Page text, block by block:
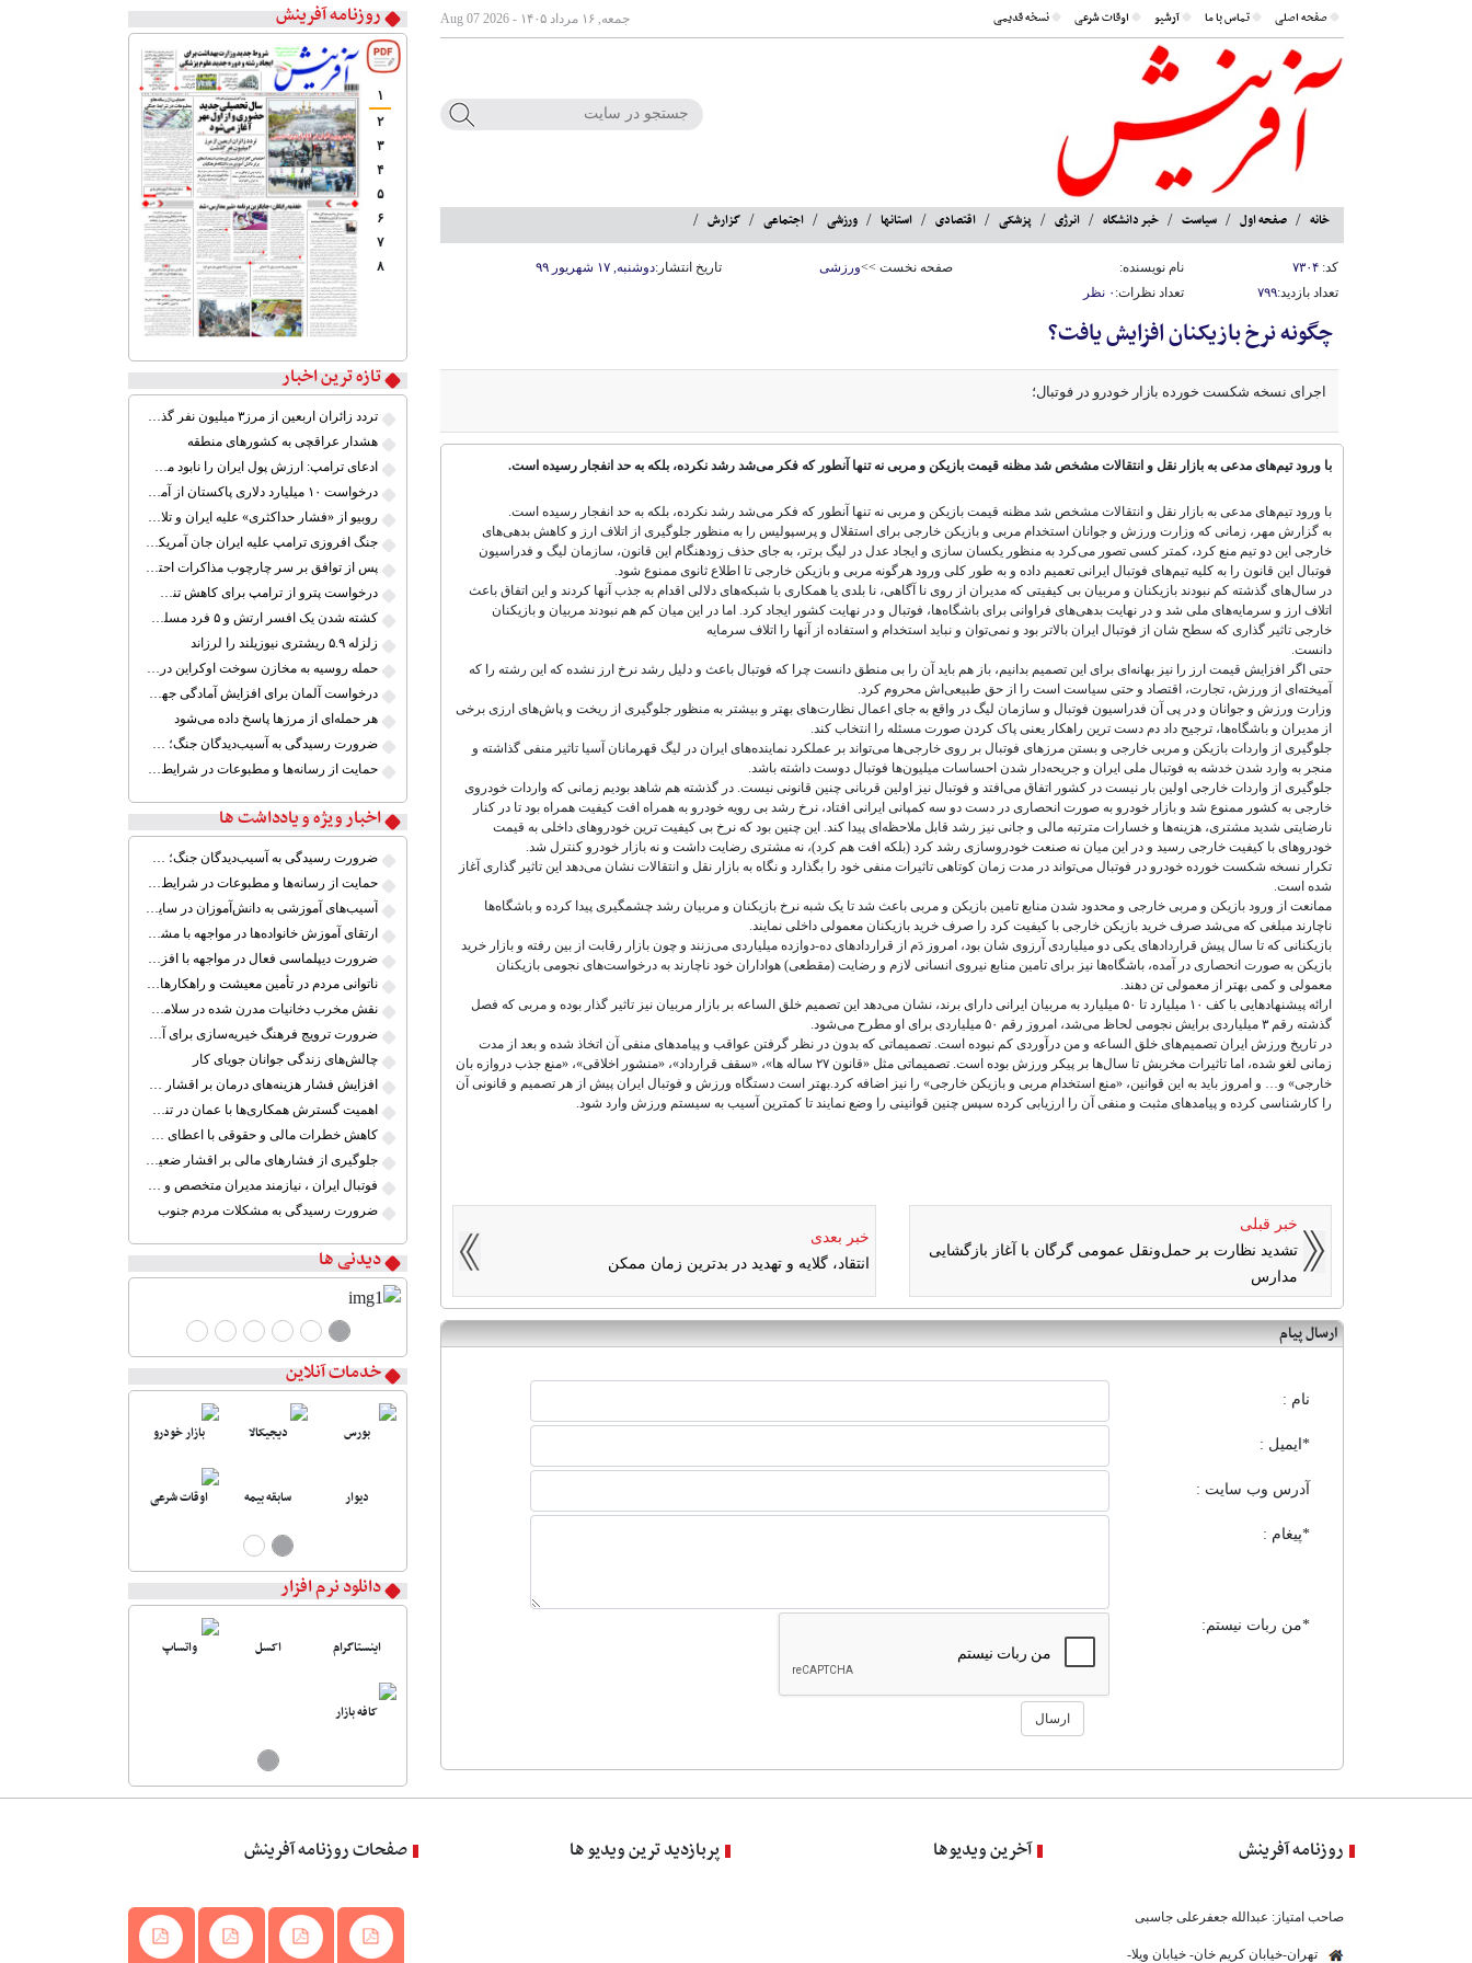
صفحه اصلی تماس با ما آرشیو اوقات شرعی نسخه قدیمی جمعه, ۱۶ مرداد ۱۴۰۵ - Aug 07 2026
خانه صفحه اول سیاست خبر دانشگاه انرژی پزشکی اقتصادی استانها ورزشی اجتماعی گزارش
کد: نام نویسنده: صفحه نخست >>ورزشی تاریخ انتشار:دوشنبه, ۱۷ شهریور ۹۹
تعداد بازدید:۷۹۹ تعداد نظرات: ۰ نظر
چگونه نرخ بازیکنان افزایش یافت؟
اجرای نسخه شکست خورده بازار خودرو در فوتبال؛
با ورود تیم‌های مدعی به بازار نقل و انتقالات مشخص شد مظنه قیمت بازیکن و مربی نه تنها آنطور که فکر می‌شد رشد نکرده، بلکه به حد انفجار رسیده است.
با ورود تیم‌های مدعی به بازار نقل و انتقالات مشخص شد مظنه قیمت بازیکن و مربی نه تنها آنطور که فکر می‌شد رشد نکرده، بلکه به حد انفجار رسیده است.
به گزارش مهر، زمانی که وزارت ورزش و جوانان استخدام مربی و بازیکن خارجی برای استقلال و پرسپولیس را به منظور جلوگیری از اتلاف ارز و کاهش بدهی‌های
خارجی این دو تیم منع کرد، کمتر کسی تصور می‌کرد به منظور یکسان سازی و ایجاد عدل در لیگ برتر، به جای حذف زودهنگام این قانون، سازمان لیگ و فدراسیون
فوتبال این قانون را به کلیه تیم‌های فوتبال ایرانی تعمیم داده و به طور کلی ورود هرگونه مربی و بازیکن خارجی تا اطلاع ثانوی ممنوع شود.
در سال‌های گذشته کم نبودند بازیکنان و مربیان بی کیفیتی که مدیران از روی نا آگاهی، نا بلدی یا همکاری با شبکه‌های دلالی اقدام به جذب آنها کردند و این اتفاق باعث
اتلاف ارز و سرمایه‌های ملی شد و در نهایت بدهی‌های فراوانی برای باشگاه‌ها، فوتبال و در نهایت کشور ایجاد کرد. اما در این میان کم هم نبودند مربیان و بازیکنان
خارجی تاثیر گذاری که سطح شان از فوتبال ایران بالاتر بود و نمی‌توان و نباید استخدام و استفاده از آنها را اتلاف سرمایه
دانست.
حتی اگر افزایش قیمت ارز را نیز بهانه‌ای برای این تصمیم بدانیم، باز هم باید آن را بی منطق دانست چرا که فوتبال باعث و دلیل رشد نرخ ارز نشده که این رشته را که
آمیخته‌ای از ورزش، تجارت، اقتصاد و حتی سیاست است را از حق طبیعی‌اش محروم کرد.
وزارت ورزش و جوانان و در پی آن فدراسیون فوتبال و سازمان لیگ در واقع به جای اعمال نظارت‌های بهتر و بیشتر به منظور جلوگیری از ریخت و پاش‌های ارزی برخی
از مدیران و باشگاه‌ها، ترجیح داد دم دست ترین راهکار یعنی پاک کردن صورت مسئله را انتخاب کند.
جلوگیری از واردات بازیکن و مربی خارجی و بستن مرزهای فوتبال بر روی خارجی‌ها می‌تواند بر عملکرد نماینده‌های ایران در لیگ قهرمانان آسیا تاثیر منفی گذاشته و
منجر به وارد شدن خدشه به فوتبال ملی ایران و جریحه‌دار شدن احساسات میلیون‌ها فوتبال دوست داشته باشد.
جلوگیری از واردات خارجی اولین بار نیست در کشور اتفاق می‌افتد و فوتبال نیز اولین قربانی چنین قانونی نیست. در گذشته هم شاهد بودیم زمانی که واردات خودروی
خارجی به کشور ممنوع شد و بازار خودرو به صورت انحصاری در دست دو سه کمپانی ایرانی افتاد، نرخ رشد بی رویه خودرو به همراه افت کیفیت همراه بود تا در کنار
نارضایتی شدید مشتری، هزینه‌ها و خسارات مترتبه مالی و جانی نیز رشد قابل ملاحظه‌ای پیدا کند. این چنین بود که نرخ بی کیفیت ترین خودروهای داخلی به قیمت
خودروهای با کیفیت خارجی رسید و در این میان نه صنعت خودروسازی رشد کرد (بلکه افت هم کرد)، نه مشتری رضایت داشت و نه بازار خودرو کنترل شد.
تکرار نسخه شکست خورده خودرو در فوتبال می‌تواند در مدت زمان کوتاهی تاثیرات منفی خود را بگذارد و نگاه به بازار نقل و انتقالات نشان می‌دهد این تاثیر گذاری آغاز
شده است.
ممانعت از ورود بازیکن و مربی خارجی و محدود شدن منابع تامین بازیکن و مربی باعث شد تا یک شبه نرخ بازیکنان و مربیان رشد چشمگیری پیدا کرده و باشگاه‌ها
ناچارند مبلغی که می‌شد صرف خرید بازیکن خارجی با کیفیت کرد را صرف خرید بازیکنان معمولی داخلی نمایند.
بازیکنانی که تا سال پیش قراردادهای یکی دو میلیاردی آرزوی شان بود، امروز دَم از قراردادهای ده-دوازده میلیاردی می‌زنند و چون بازار رقابت از بین رفته و بازار خرید
بازیکن به صورت انحصاری در آمده، باشگاه‌ها نیز برای تامین منابع نیروی انسانی لازم و رضایت (مقطعی) هواداران خود ناچارند به درخواست‌های نجومی بازیکنان
معمولی و کمی بهتر از معمولی تن دهند.
ارائه پیشنهادهایی با کف ۱۰ میلیارد تا ۵۰ میلیارد به مربیان ایرانی دارای برند، نشان می‌دهد این تصمیم خلق الساعه بر بازار مربیان نیز تاثیر گذار بوده و مربی که فصل
گذشته رقم ۳ میلیاردی برایش نجومی لحاظ می‌شد، امروز رقم ۵۰ میلیاردی برای او مطرح می‌شود.
در تاریخ ورزش ایران تصمیم‌های خلق الساعه و من درآوردی کم نبوده است. تصمیماتی که بدون در نظر گرفتن عواقب و پیامدهای منفی آن اتخاذ شده و بعد از مدت
زمانی لغو شده، اما تاثیرات مخربش تا سال‌ها بر پیکر ورزش بوده است. تصمیماتی مثل «قانون ۲۷ ساله ها»، «سقف قرارداد»، «منشور اخلاقی»، «منع جذب دروازه بان
خارجی» و… و امروز باید به این قوانین، «منع استخدام مربی و بازیکن خارجی» را نیز اضافه کرد.بهتر است دستگاه ورزش و فوتبال ایران پیش از هر تصمیم و قانونی آن
را کارشناسی کرده و پیامدهای مثبت و منفی آن را ارزیابی کرده سپس چنین قوانینی را وضع نمایند تا کمترین آسیب به سیستم ورزش وارد شود.
خبر قبلی
تشدید نظارت بر حمل‌و‌نقل عمومی گرگان با آغاز بازگشایی
مدارس
خبر بعدی
انتقاد، گلایه و تهدید در بدترین زمان ممکن
ارسال پیام
نام :
*ایمیل :
آدرس وب سایت :
*پیغام :
*من ربات نیستم:
ارسال
روزنامه آفرینش
۱
۲
۳
۴
۵
۶
۷
۸
تازه ترین اخبار
تردد زائران اربعین از مرز۳ میلیون نفر گذشت
هشدار عراقچی به کشورهای منطقه
ادعای ترامپ: ارزش پول ایران را نابود می‌کنم
درخواست ۱۰ میلیارد دلاری پاکستان از آمریکا در ازای میانجی‌گری در مذاکرات ایران
روبیو از «فشار حداکثری» علیه ایران و تلاش برای توافق سخن گفت
جنگ افروزی ترامپ علیه ایران جان آمریکایی‌ها را به خطر می‌اندازد
پس از توافق بر سر چارچوب مذاکرات احتمالی، حمله به ایران را لغو کردم
درخواست پترو از ترامپ برای کاهش تنش با کوبا؛ «اکنون زمان گفت‌وگو است»
کشته شدن یک افسر ارتش و ۵ فرد مسلح در پاکستان
زلزله ۵.۹ ریشتری نیوزیلند را لرزاند
حمله روسیه به مخازن سوخت اوکراین در بندر اودسا
درخواست آلمان برای افزایش آمادگی جهت حفاظت از مرزهای اتحادیه اروپا
هر حمله‌ای از مرزها پاسخ داده می‌شود
ضرورت رسیدگی به آسیب‌دیدگان جنگ؛ حمایت از کارگران و خانواده‌ها
حمایت از رسانه‌ها و مطبوعات در شرایط جنگی
اخبار ویژه و یادداشت ها
ضرورت رسیدگی به آسیب‌دیدگان جنگ؛ حمایت از کارگران و خانواده‌ها
حمایت از رسانه‌ها و مطبوعات در شرایط جنگی
آسیب‌های آموزشی به دانش‌آموزان در سایه ابهام بازگشایی مدارس
ارتقای آموزش خانواده‌ها در مواجهه با مشکلات خاص
ضرورت دیپلماسی فعال در مواجهه با افزایش تنش‌های نظامی میان ایران و آمریکا
ناتوانی مردم در تأمین معیشت و راهکارهای کم اثر
نقش مخرب دخانیات مدرن شده در سلامت جوانان
ضرورت ترویج فرهنگ خیریه‌سازی برای آموزش کودکان کم برخوردار ایران
چالش‌های زندگی جوانان جویای کار
افزایش فشار هزینه‌های درمان بر اقشار ضعیف
اهمیت گسترش همکاری‌ها با عمان در تنگه هرمز
کاهش خطرات مالی و حقوقی با اعطای گواهینامه موتور سیکلت
جلوگیری از فشارهای مالی بر اقشار ضعیف جامعه ایران در شرایط بحرانی
فوتبال ایران ، نیازمند مدیران متخصص و آینده نگر
ضرورت رسیدگی به مشکلات مردم جنوب
دیدنی ها
خدمات آنلاین
بورس دیجیکالا بازار خودرو
دیوار سابقه بیمه اوقات شرعی
دانلود نرم افزار
اینستاگرام اکسل واتساپ
کافه بازار
روزنامه آفرینش
صاحب امتیاز: عبدالله جعفرعلی جاسبی
تهران-خیابان کریم خان- خیابان ویلا-
آخرین ویدیوها پربازدید ترین ویدیو ها صفحات روزنامه آفرینش